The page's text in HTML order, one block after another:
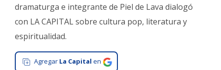
Cultura
Tecnología
Gastronomía
Salud
dramaturga e integrante de Piel de Lava dialogó
con LA CAPITAL sobre cultura pop, literatura y
espiritualidad.
Agregar La Capital en